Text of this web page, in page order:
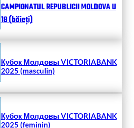
CAMPIONATUL REPUBLICII MOLDOVA U
18 (băieți)
Кубок Молдовы VICTORIABANK
2025 (masculin)
Кубок Молдовы VICTORIABANK
2025 (feminin)